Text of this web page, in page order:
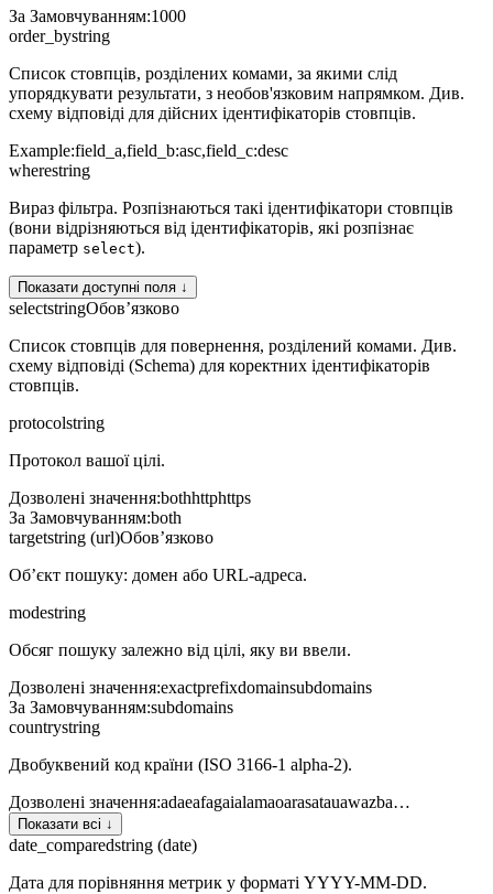
За Замовчуванням:1000
order_bystring
Список стовпців, розділених комами, за якими слід
упорядкувати результати, з необов'язковим напрямком. Див.
схему відповіді для дійсних ідентифікаторів стовпців.
Example:field_a,field_b:asc,field_c:desc
wherestring
Вираз фільтра. Розпізнаються такі ідентифікатори стовпців
(вони відрізняються від ідентифікаторів, які розпізнає
параметр select).
Показати доступні поля ↓
selectstringОбов’язково
Список стовпців для повернення, розділений комами. Див.
схему відповіді (Schema) для коректних ідентифікаторів
стовпців.
protocolstring
Протокол вашої цілі.
Дозволені значення:bothhttphttps
За Замовчуванням:both
targetstring (url)Обов’язково
Об’єкт пошуку: домен або URL-адреса.
modestring
Обсяг пошуку залежно від цілі, яку ви ввели.
Дозволені значення:exactprefixdomainsubdomains
За Замовчуванням:subdomains
countrystring
Двобуквений код країни (ISO 3166-1 alpha-2).
Дозволені значення:adaeafagaialamaoarasatauawazba…
Показати всі ↓
date_comparedstring (date)
Дата для порівняння метрик у форматі YYYY-MM-DD.